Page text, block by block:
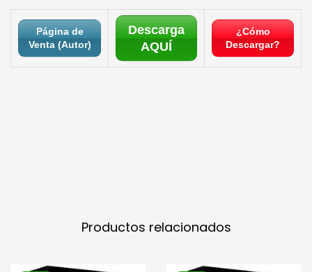
Página de
Venta (Autor)
Descarga
AQUÍ
¿Cómo
Descargar?
Productos relacionados